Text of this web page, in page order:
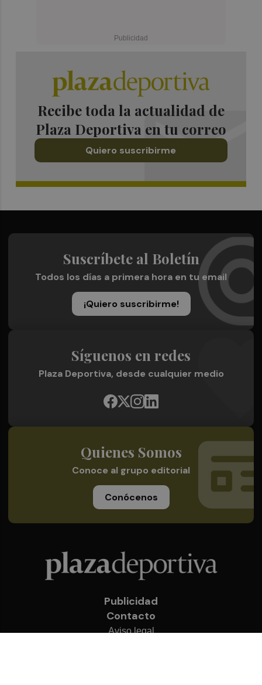
Recibe toda la actualidad de
Plaza Deportiva en tu correo
Quiero suscribirme
Suscríbete al Boletín
Todos los días a primera hora en tu email
¡Quiero suscribirme!
Síguenos en redes
Plaza Deportiva, desde cualquier medio
Quienes Somos
Conoce al grupo editorial
Conócenos
Publicidad
Contacto
Aviso legal